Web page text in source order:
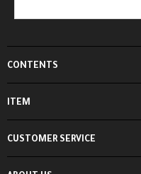
CONTENTS
ITEM
CUSTOMER SERVICE